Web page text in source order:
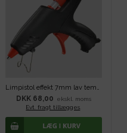
Limpistol effekt 7mm lav temp - 20W
DKK 68,00
ekskl. moms
Evt. fragt tillægges